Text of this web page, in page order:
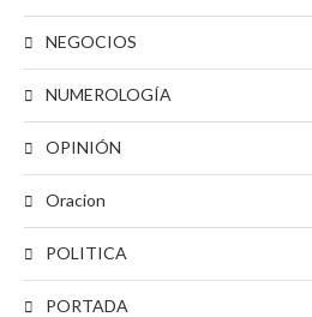
NEGOCIOS
NUMEROLOGÍA
OPINIÓN
Oracion
POLITICA
PORTADA